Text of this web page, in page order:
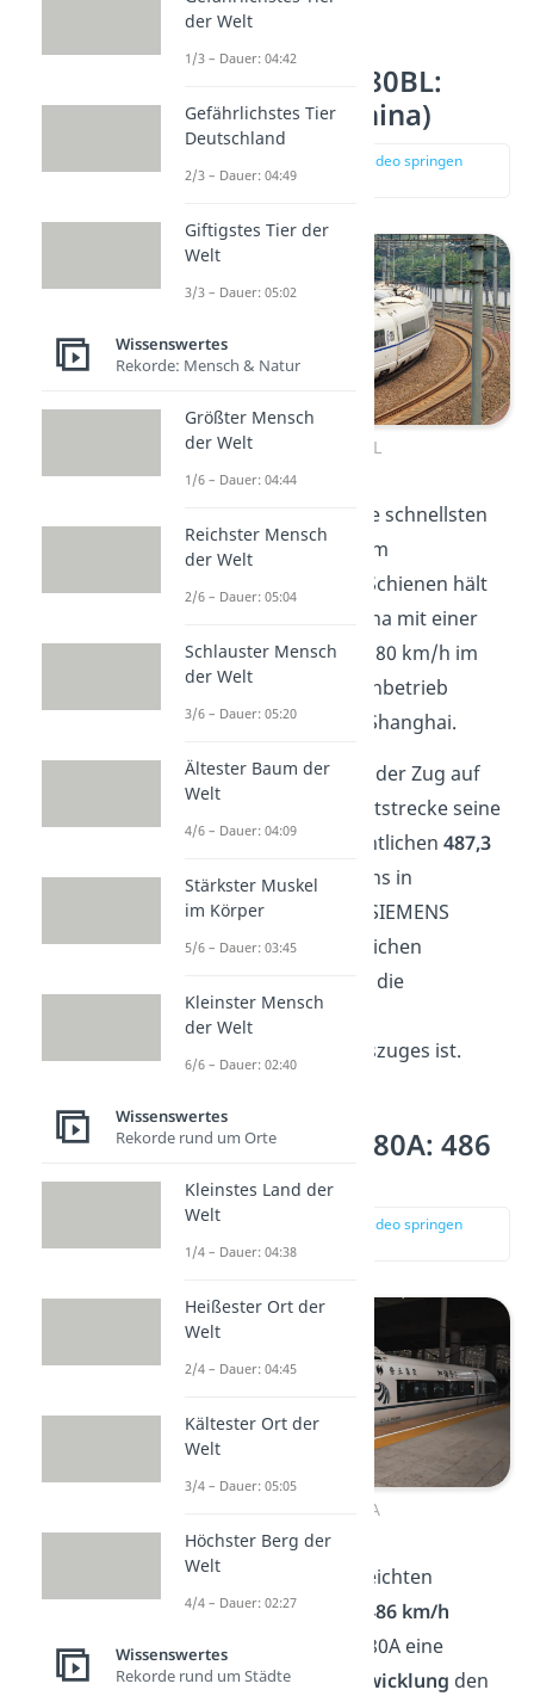
Platz 6 – CRH380BL:
487,3 km/h (China)
zur Stelle im Video springen
(02:35)
CRH380BL
Den Weltrekord für die schnellsten
serienmäßigen Züge
im
auf Schienen hält
der CRH380BL aus China mit einer
Geschwindigkeit von 380 km/h im
planmäßigen Personenbetrieb
zwischen Peking und Shanghai.
Im Jahr 2011 erreichte der Zug auf
einer chinesischen Teststrecke seine
Bestleistung mit beachtlichen487,3
km/h. Spannend für uns in
Deutschland ist, dass SIEMENS
Zulieferer von wesentlichen
elektrischen Teilen für die
Konstruktion des
Hochgeschwindigkeitszuges ist.
Platz 7 – CRH 380A: 486
km/h (China)
zur Stelle im Video springen
(01:53)
CRH 380A
Mit einer maximal erreichten
Geschwindigkeit von
486 km/h
belegt mit dem CRH 380A eine
chinesische Eigenentwicklung den
der Welt
1/3 – Dauer: 04:42
Gefährlichstes Tier
Deutschland
2/3 – Dauer: 04:49
Giftigstes Tier der
Welt
3/3 – Dauer: 05:02
Wissenswertes
Rekorde: Mensch & Natur
Größter Mensch
der Welt
1/6 – Dauer: 04:44
Reichster Mensch
der Welt
2/6 – Dauer: 05:04
Schlauster Mensch
der Welt
3/6 – Dauer: 05:20
Ältester Baum der
Welt
4/6 – Dauer: 04:09
Stärkster Muskel
im Körper
5/6 – Dauer: 03:45
Kleinster Mensch
der Welt
6/6 – Dauer: 02:40
Wissenswertes
Rekorde rund um Orte
Kleinstes Land der
Welt
1/4 – Dauer: 04:38
Heißester Ort der
Welt
2/4 – Dauer: 04:45
Kältester Ort der
Welt
3/4 – Dauer: 05:05
Höchster Berg der
Welt
4/4 – Dauer: 02:27
Wissenswertes
Rekorde rund um Städte